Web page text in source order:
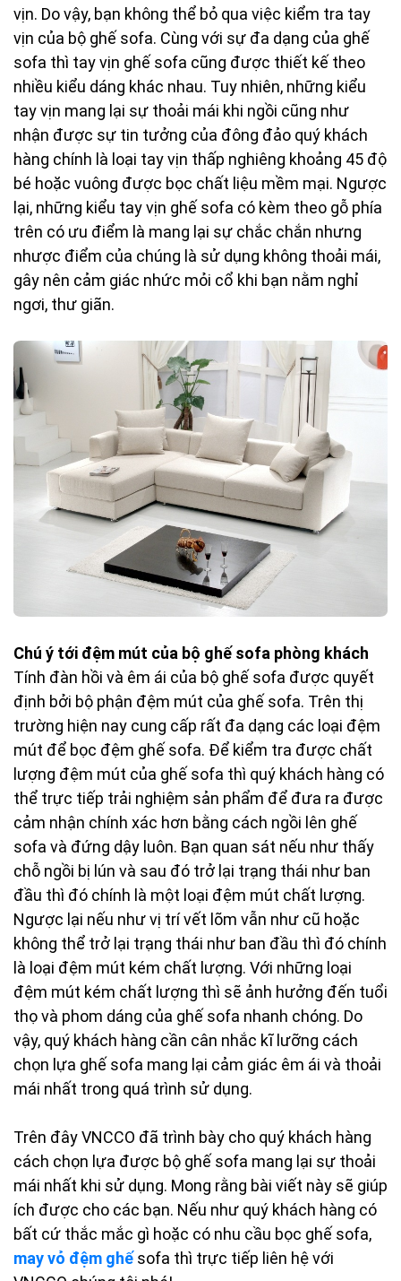
vịn. Do vậy, bạn không thể bỏ qua việc kiểm tra tay
vịn của bộ ghế sofa. Cùng với sự đa dạng của ghế
sofa thì tay vịn ghế sofa cũng được thiết kế theo
nhiều kiểu dáng khác nhau. Tuy nhiên, những kiểu
tay vịn mang lại sự thoải mái khi ngồi cũng như
nhận được sự tin tưởng của đông đảo quý khách
hàng chính là loại tay vịn thấp nghiêng khoảng 45 độ
bé hoặc vuông được bọc chất liệu mềm mại. Ngược
lại, những kiểu tay vịn ghế sofa có kèm theo gỗ phía
trên có ưu điểm là mang lại sự chắc chắn nhưng
nhược điểm của chúng là sử dụng không thoải mái,
gây nên cảm giác nhức mỏi cổ khi bạn nằm nghỉ
ngơi, thư giãn.
Chú ý tới đệm mút của bộ ghế sofa phòng khách
Tính đàn hồi và êm ái của bộ ghế sofa được quyết
định bởi bộ phận đệm mút của ghế sofa. Trên thị
trường hiện nay cung cấp rất đa dạng các loại đệm
mút để bọc đệm ghế sofa. Để kiểm tra được chất
lượng đệm mút của ghế sofa thì quý khách hàng có
thể trực tiếp trải nghiệm sản phẩm để đưa ra được
cảm nhận chính xác hơn bằng cách ngồi lên ghế
sofa và đứng dậy luôn. Bạn quan sát nếu như thấy
chỗ ngồi bị lún và sau đó trở lại trạng thái như ban
đầu thì đó chính là một loại đệm mút chất lượng.
Ngược lại nếu như vị trí vết lõm vẫn như cũ hoặc
không thể trở lại trạng thái như ban đầu thì đó chính
là loại đệm mút kém chất lượng. Với những loại
đệm mút kém chất lượng thì sẽ ảnh hưởng đến tuổi
thọ và phom dáng của ghế sofa nhanh chóng. Do
vậy, quý khách hàng cần cân nhắc kĩ lưỡng cách
chọn lựa ghế sofa mang lại cảm giác êm ái và thoải
mái nhất trong quá trình sử dụng.
Trên đây VNCCO đã trình bày cho quý khách hàng
cách chọn lựa được bộ ghế sofa mang lại sự thoải
mái nhất khi sử dụng. Mong rằng bài viết này sẽ giúp
ích được cho các bạn. Nếu như quý khách hàng có
bất cứ thắc mắc gì hoặc có nhu cầu bọc ghế sofa,
may vỏ đệm ghếsofa thì trực tiếp liên hệ với